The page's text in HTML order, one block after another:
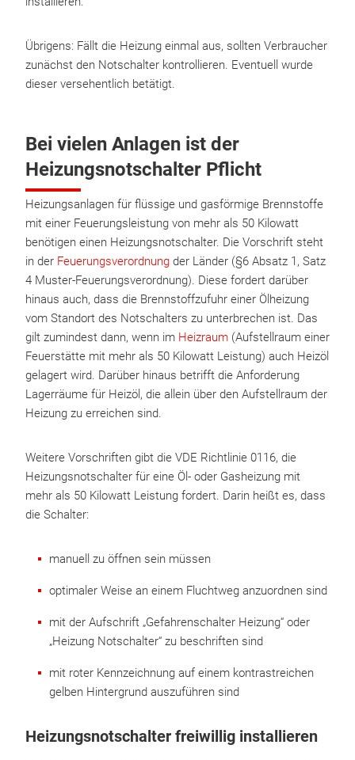
Übrigens: Fällt die Heizung einmal aus, sollten Verbraucher
zunächst den Notschalter kontrollieren. Eventuell wurde
dieser versehentlich betätigt.
Bei vielen Anlagen ist der
Heizungsnotschalter Pflicht
Heizungsanlagen für flüssige und gasförmige Brennstoffe
mit einer Feuerungsleistung von mehr als 50 Kilowatt
benötigen einen Heizungsnotschalter. Die Vorschrift steht
in der Feuerungsverordnung der Länder (§6 Absatz 1, Satz
4 Muster-Feuerungsverordnung). Diese fordert darüber
hinaus auch, dass die Brennstoffzufuhr einer Ölheizung
vom Standort des Notschalters zu unterbrechen ist. Das
gilt zumindest dann, wenn im Heizraum (Aufstellraum einer
Feuerstätte mit mehr als 50 Kilowatt Leistung) auch Heizöl
gelagert wird. Darüber hinaus betrifft die Anforderung
Lagerräume für Heizöl, die allein über den Aufstellraum der
Heizung zu erreichen sind.
Weitere Vorschriften gibt die VDE Richtlinie 0116, die
Heizungsnotschalter für eine Öl- oder Gasheizung mit
mehr als 50 Kilowatt Leistung fordert. Darin heißt es, dass
die Schalter:
manuell zu öffnen sein müssen
optimaler Weise an einem Fluchtweg anzuordnen sind
mit der Aufschrift „Gefahrenschalter Heizung“ oder
„Heizung Notschalter“ zu beschriften sind
mit roter Kennzeichnung auf einem kontrastreichen
gelben Hintergrund auszuführen sind
Heizungsnotschalter freiwillig installieren